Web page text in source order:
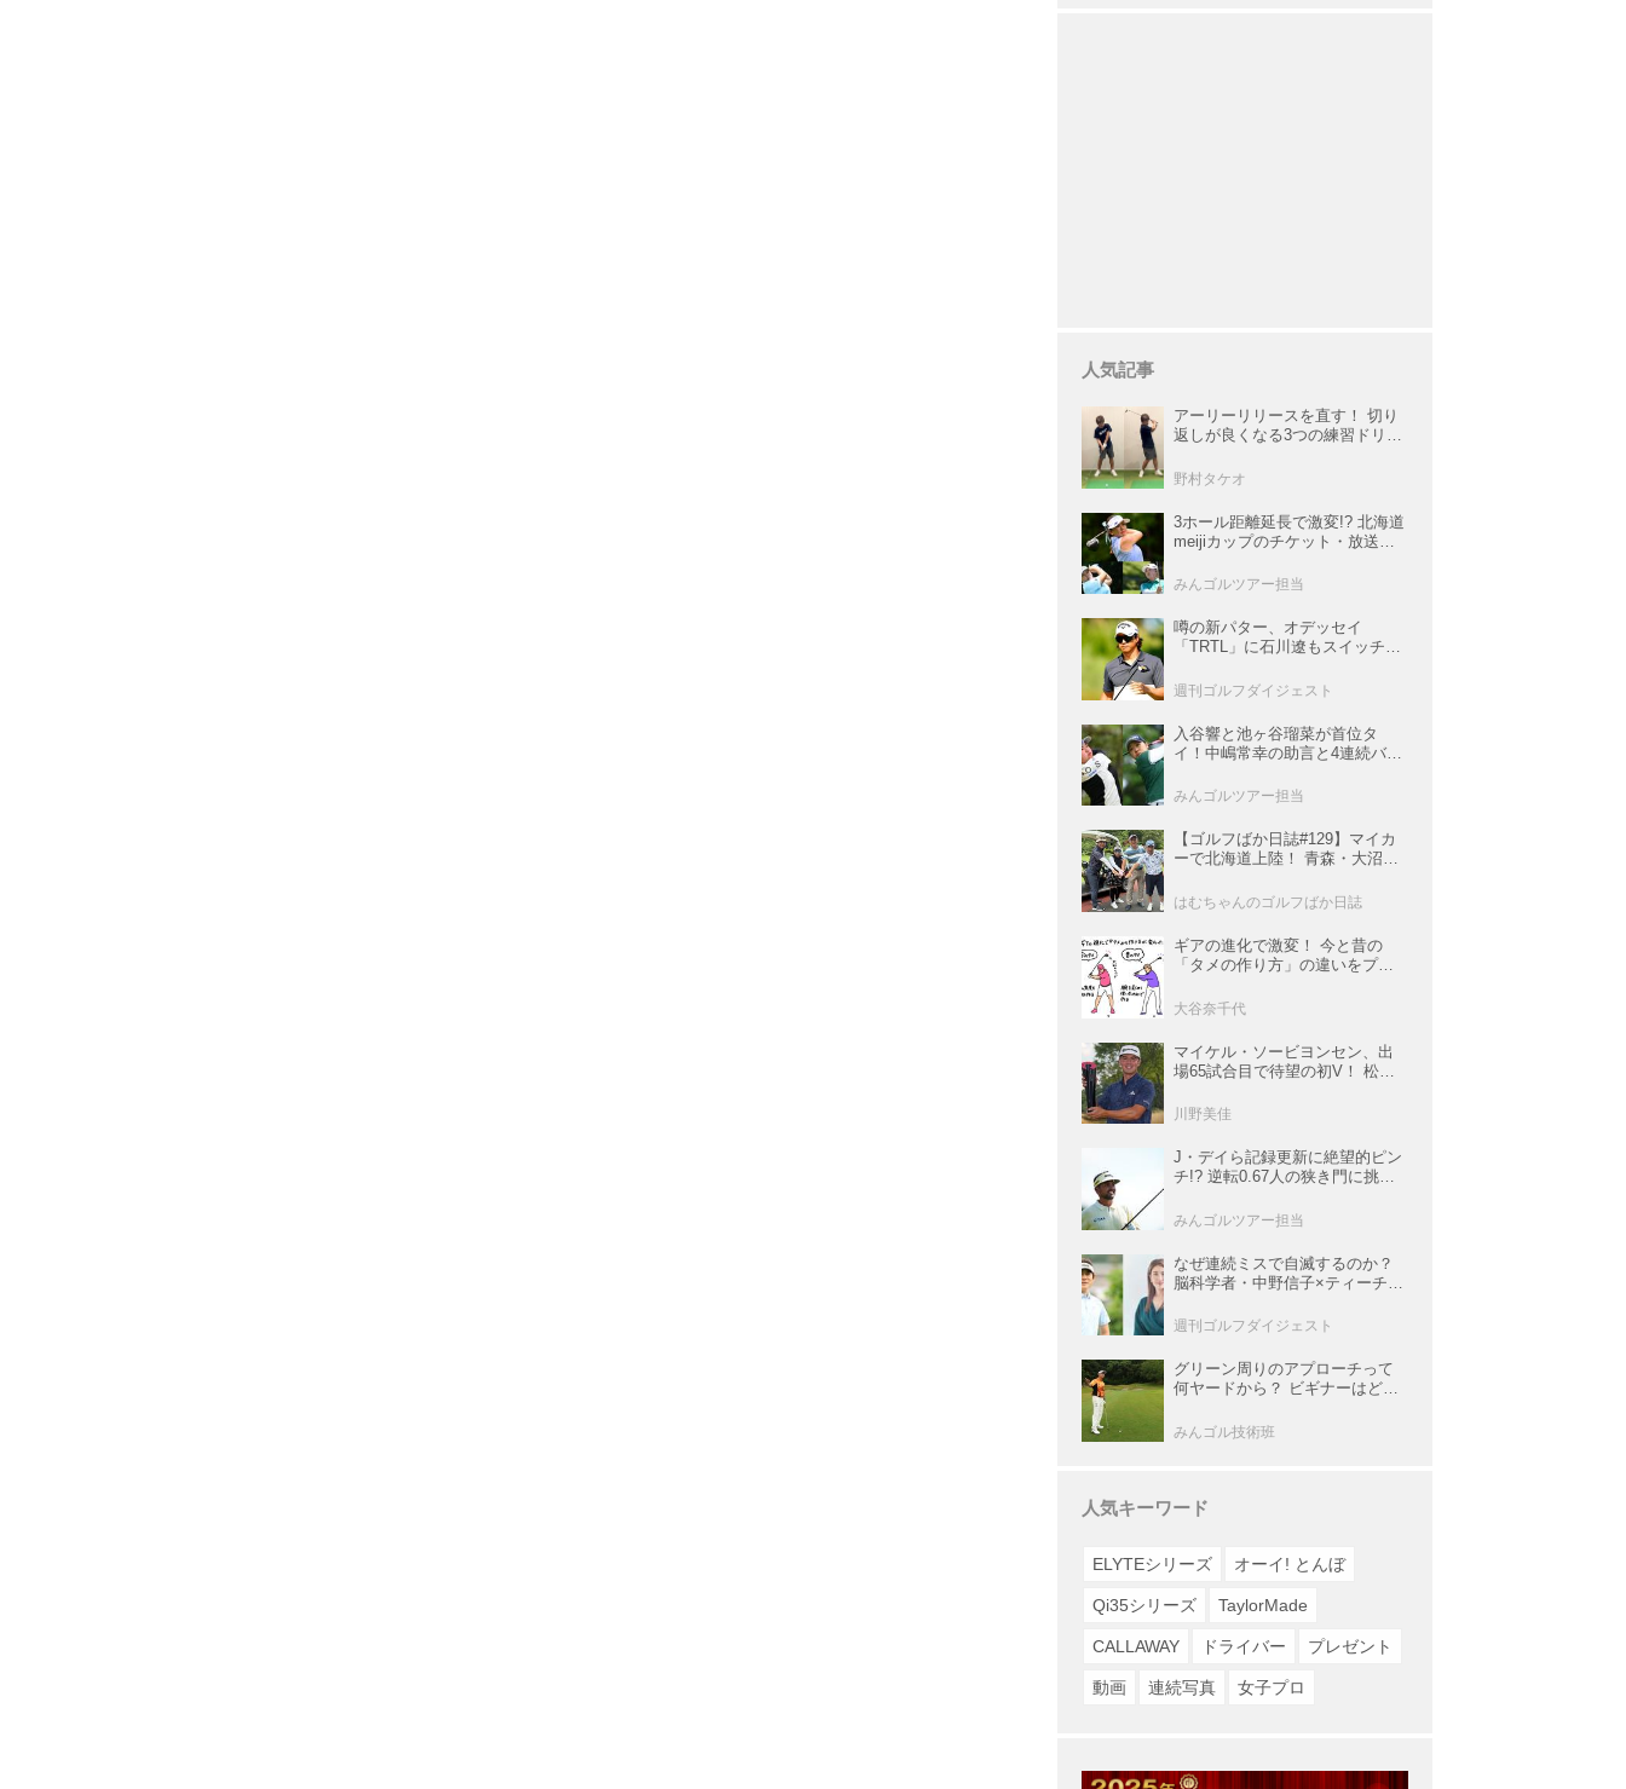
人気記事
アーリーリリースを直す！ 切り
返しが良くなる3つの練習ドリル
野村タケオ
3ホール距離延長で激変!? 北海道
meijiカップのチケット・放送＆
メント観戦ガイド】
みんゴルツアー担当
噂の新パター、オデッセイ
「TRTL」に石川遼もスイッチ！
績上昇中
週刊ゴルフダイジェスト
入谷響と池ヶ谷瑠菜が首位タ
イ！中嶋常幸の助言と4連続バー
アー】
みんゴルツアー担当
【ゴルフばか日誌#129】マイカ
ーで北海道上陸！ 青森・大沼・
はむちゃんのゴルフばか日誌
ギアの進化で激変！ 今と昔の
「タメの作り方」の違いをプロ
大谷奈千代
マイケル・ソービヨンセン、出
場65試合目で待望の初V！ 松山
【米男子ツアー】
川野美佳
J・デイら記録更新に絶望的ピン
チ!? 逆転0.67人の狭き門に挑む
ー】
みんゴルツアー担当
なぜ連続ミスで自滅するのか？
脳科学者・中野信子×ティーチン
攻略法
週刊ゴルフダイジェスト
グリーン周りのアプローチって
何ヤードから？ ビギナーはどの
みんゴル技術班
人気キーワード
ELYTEシリーズ オーイ! とんぼ
Qi35シリーズ TaylorMade
CALLAWAY ドライバー プレゼント
動画 連続写真 女子プロ